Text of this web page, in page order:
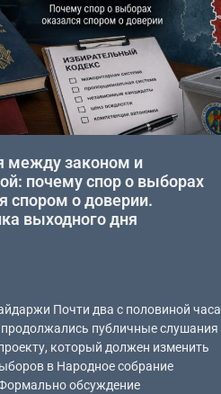
между законом и
почему спор о выборах
спором о доверии.
выходного дня
Почти два с половиной часа
публичные слушания
который должен изменить
в Народное собрание
обсуждение